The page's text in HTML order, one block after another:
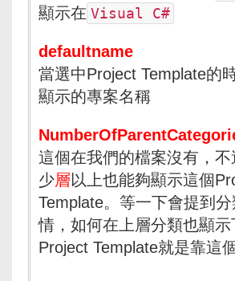
顯示在 Visual C#
defaultname
當選中Project Template的
顯示的專案名稱
這個在我們的檔案沒有，不
少層以上也能夠顯示這個
Template。等一下會提到
情，如何在上層分類也顯
Project Template就是靠這